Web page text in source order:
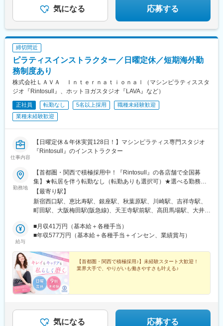
変更の範囲：会社の定める業務
三条駅(京都府)、京阪山科駅、なんば駅(南海線)、枚方市駅、天王
寺駅前駅、大阪上本町駅、五位堂駅、夢前川駅、紀伊中ノ島駅、
周防下郷駅、熊西駅、久留米大学前駅、大保駅、高田駅(長崎県)、
帖佐駅、新八柱駅、西新駅、湖山駅、西那須野駅、浜の宮駅、渋
銀座一丁目駅、有楽町駅、日暮里駅、布田駅、立川駅、中板橋
駅、平沼橋駅、向河原駅、京急川崎駅、新津田沼駅、京成船橋
駅、成田駅、公園駅、千葉中央駅、札幌駅、仙台駅(地下鉄)、南富
山駅前駅、静岡駅、栄町駅(愛知県)、上小田井駅、新祝園駅、京都
市役所前駅、山科駅、日本橋駅(大阪府)、宮之阪駅、天王寺駅、谷
町九丁目駅、和歌山駅、西黒崎駅、長与駅、八柱駅、都電雑司ケ
谷駅、新宿三丁目駅、西日暮里駅、立川南駅、高島町駅、東海神
駅、井野駅(千葉県)、栄町駅(千葉県)、大通駅、仙台駅、日吉町
駅、久屋大通駅、三条京阪駅、四宮駅、近鉄日本橋駅、大阪阿部
野橋駅、四天王寺前夕陽ケ丘駅
気になる 応募する
締切間近
ピラティスインストラクター／日曜定休／短期海外勤
務制度あり
株式会社ＬＡＶＡ Ｉｎｔｅｒｎａｔｉｏｎａｌ（マシンピラティススタ
ジオ『Rintosull』、ホットヨガスタジオ『LAVA』など）
正社員 転勤なし 5名以上採用
職種未経験歓迎
業種未経験歓迎
仕事内容
【日曜定休＆年休実質128日！】マシンピラティス専門スタジオ
『Rintosull』のインストラクター
勤務地
【首都圏・関西で積極採用中！『Rintosull』の各店舗で全国募
集】★転居を伴う転勤なし（転勤ありも選択可）★選べる勤務地
（希望と通勤範囲を考慮して決定）★店舗のほとんどが駅から徒
歩圏内！＼新店続々！今期は60店舗以上オープン予定／■関東東
京／神奈川／千葉／埼玉／茨城／群馬■関西大阪／京都／兵庫／滋
国210店舗以上！【北海道・東北】北海道／岩手／宮城／山形
【中部】 新潟／石川／岐阜／長野／山梨／静岡／三重／愛知【中
鹿児島／熊本／沖縄＊。嬉しいPOINT・＊1次面接は『ちょっと気
になる』＆志望動機なしで参加OK！1つでも気になったら応募ボ
タンへ◎＃3年連続ベース給UP！住宅手当：月最大5万円＃日曜定
休＆土曜は早上がり／年休実質128日＃ノルマ・残業ほぼナシ＃
未経験スタート94％！2カ月のスクール級研修あり＃社割＆レッ
【最寄り駅】
新宿西口駅、恵比寿駅、銀座駅、秋葉原駅、川崎駅、吉祥寺駅、
町田駅、大阪梅田駅(阪急線)、天王寺駅前駅、高田馬場駅、大井町
駅、赤羽駅、八王子駅、府中駅(東京都)、調布駅、国立駅、上大岡
駅、青葉台駅、戸塚駅、東戸塚駅、たまプラーザ駅、鴨居駅、鶴
駅、大和駅(神奈川県)、中央林間駅、武蔵浦和駅、小手指駅、草加
駅、和光市駅、ふじみ野駅、蘇我駅、京成千葉駅、本八幡駅(総武
線)、行徳駅、松戸駅、五井駅、浦安駅(千葉県)、駒込駅、港南台
駅、日吉駅(神奈川県)、二子玉川駅、田無駅、瑞江駅、本郷三丁目
駅、西葛西駅、小田急相模原駅、青物横丁駅、新小岩駅、勝どき
馬駅、高円寺駅、平塚駅、本川越駅、南羽生駅、神奈川駅、上野
広小路駅、稲毛駅、成増駅、津田沼駅、戸越公園駅、品川駅、八
給与
■月収41万円（基本給＋各種手当）
■年収577万円（基本給＋各種手当＋インセン、業績賞与）
【首都圏・関西で積極採用♪】未経験スタート大歓迎！
業界大手で、やりがいも働きやすさも叶える♪
気になる 応募する